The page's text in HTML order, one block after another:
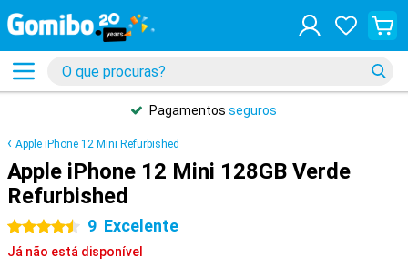
Pagamentos seguros
Apple iPhone 12 Mini Refurbished
Apple iPhone 12 Mini 128GB Verde
Refurbished
4.5 estrelas 9 Excelente
Já não está disponível